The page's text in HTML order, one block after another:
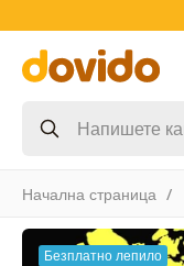
Начална страница
Безплатно лепило